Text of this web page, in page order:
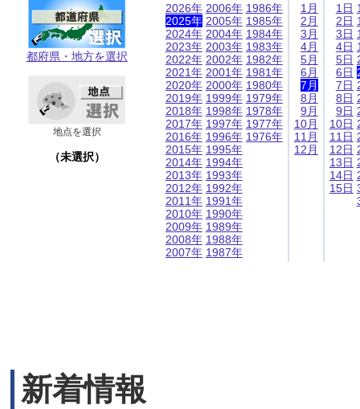
都府県・地方を選択
地点を選択
（未選択）
2026年
2025年
2024年
2023年
2022年
2021年
2020年
2019年
2018年
2017年
2016年
2015年
2014年
2013年
2012年
2011年
2010年
2009年
2008年
2007年
2006年
2005年
2004年
2003年
2002年
2001年
2000年
1999年
1998年
1997年
1996年
1995年
1994年
1993年
1992年
1991年
1990年
1989年
1988年
1987年
1986年
1985年
1984年
1983年
1982年
1981年
1980年
1979年
1978年
1977年
1976年
1月
2月
3月
4月
5月
6月
7月
8月
9月
10月
11月
12月
1日
2日
3日
4日
5日
6日
7日
8日
9日
10日
11日
12日
13日
14日
15日
新着情報